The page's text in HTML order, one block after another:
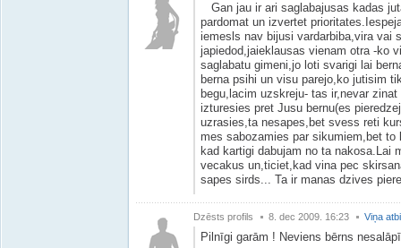
Gan jau ir ari saglabajusas kadas
pardomat un izvertet
iemesls nav bijusi vardarbiba,vira vai
japiedod,jaieklausas vienam otra -ko
saglabatu gimeni,jo loti svarigi lai
berna psihi un visu parejo,ko jutisim
begu,lacim uzskreju- tas ir,nevar
izturesies pret Jusu bernu(es
uzrasies,ta nesapes,bet svess reti
mes sabozamies par sikumiem,bet
kad kartigi dabujam no ta nakosa.Lai
vecakus un,ticiet,kad vina pec
sapes sirds... Ta ir manas dzives
Dzēsts profils 8. dec 2009. 16:23 Viņa
Pilnīgi garām ! Neviens bērns